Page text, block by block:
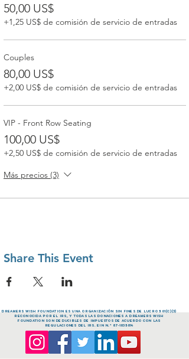
50,00 US$
+1,25 US$ de comisión de servicio de entradas
Couples
80,00 US$
+2,00 US$ de comisión de servicio de entradas
VIP - Front Row Seating
100,00 US$
+2,50 US$ de comisión de servicio de entradas
Más precios (3)
Share This Event
dreamers Wish FOUNDATION es una organización sin fines de lucro 501(c)(3)
reconocida por el IRS, y todas las donaciones a dreamers Wish
FOUNDATION son deducibles de impuestos de acuerdo con las
regulaciones del IRS. EIN n.º 87-1835814